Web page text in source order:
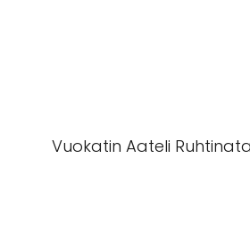
Vuokatin Aateli